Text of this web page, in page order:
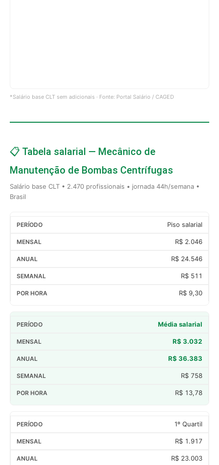
*Salário base CLT sem adicionais · Fonte: Portal Salário / CAGED
📋 Tabela salarial — Mecânico de
Manutenção de Bombas Centrífugas
Salário base CLT • 2.470 profissionais • jornada 44h/semana •
Brasil
Piso salarial
R$ 2.046
R$ 24.546
R$ 511
R$ 9,30
Média salarial
R$ 3.032
R$ 36.383
R$ 758
R$ 13,78
1º Quartil
R$ 1.917
R$ 23.003